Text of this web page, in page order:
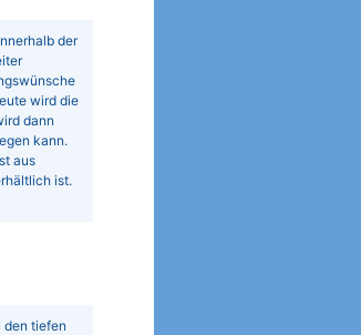
der
wird die
dann
kann.
aus
ist.
den tiefen